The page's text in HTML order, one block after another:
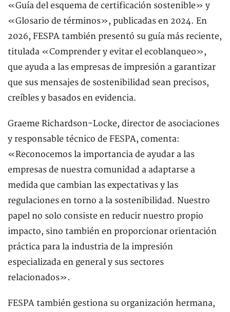
«Guía del esquema de certificación sostenible» y
«Glosario de términos», publicadas en 2024. En
2026, FESPA también presentó su guía más reciente,
titulada «Comprender y evitar el ecoblanqueo»,
que ayuda a las empresas de impresión a garantizar
que sus mensajes de sostenibilidad sean precisos,
creíbles y basados en evidencia.
Graeme Richardson-Locke, director de asociaciones
y responsable técnico de FESPA, comenta:
«Reconocemos la importancia de ayudar a las
empresas de nuestra comunidad a adaptarse a
medida que cambian las expectativas y las
regulaciones en torno a la sostenibilidad. Nuestro
papel no solo consiste en reducir nuestro propio
impacto, sino también en proporcionar orientación
práctica para la industria de la impresión
especializada en general y sus sectores
relacionados».
FESPA también gestiona su organización hermana,